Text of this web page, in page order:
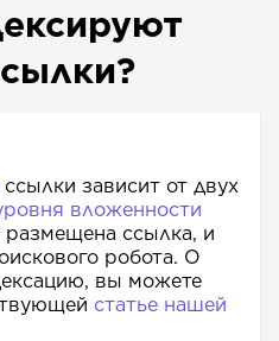
ссылки зависит от двух
вложенности
ссылка, и
робота. О
вы можете
статье нашей